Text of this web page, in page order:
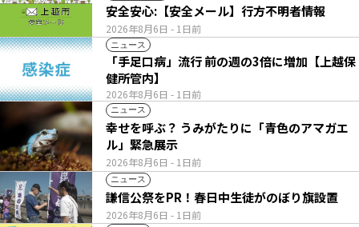
2026年8月6日 - 1日前
安全安心:【安全メール】行方不明者情報
ニュース
2026年8月6日 - 1日前
「手足口病」流行 前の週の3倍に増加【上越保
健所管内】
ニュース
2026年8月6日 - 1日前
幸せを呼ぶ？ うみがたりに「青色のアマガエ
ル」緊急展示
ニュース
2026年8月6日 - 1日前
謙信公祭をPR！春日中生徒がのぼり旗設置